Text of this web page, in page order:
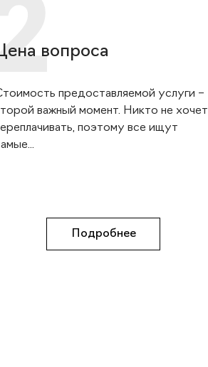
вопроса
предоставляемой услуги –
важный момент. Никто не хочет
поэтому все ищут
Подробнее